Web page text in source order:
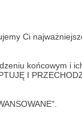
Ci
końcowym i
I